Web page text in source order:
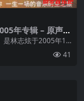
年专辑 – 原声之
是林志炫于2005年12
音乐专辑，共收录14
41